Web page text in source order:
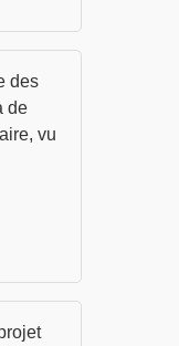
des
de
vu